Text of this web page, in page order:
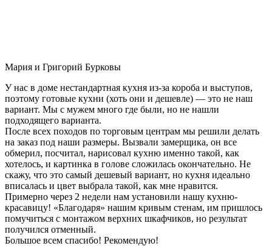
Мария и Григорий Бурковы
У нас в доме нестандартная кухня из-за короба и выступов,
поэтому готовые кухни (хоть они и дешевле) — это не наш
вариант. Мы с мужем много где были, но не нашли
подходящего варианта.
После всех походов по торговым центрам мы решили делать
на заказ под наши размеры. Вызвали замерщика, он все
обмерил, посчитал, нарисовал кухню именно такой, как
хотелось, и картинка в голове сложилась окончательно. Не
скажу, что это самый дешевый вариант, но кухня идеально
вписалась и цвет выбрала такой, как мне нравится.
Примерно через 2 недели нам установили нашу кухню-
красавицу! «Благодаря» нашим кривым стенам, им пришлось
помучиться с монтажом верхних шкафчиков, но результат
получился отменный.
Большое всем спасибо! Рекомендую!